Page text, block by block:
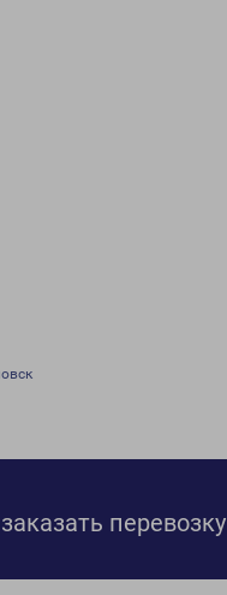
перевозку